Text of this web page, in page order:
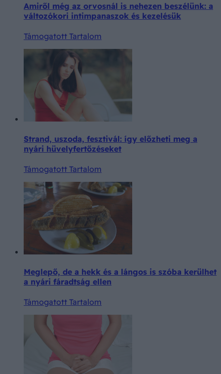
Amiről még az orvosnál is nehezen beszélünk: a
változókori intimpanaszok és kezelésük
Támogatott Tartalom
Strand, uszoda, fesztivál: így előzheti meg a
nyári hüvelyfertőzéseket
Támogatott Tartalom
Meglepő, de a hekk és a lángos is szóba kerülhet
a nyári fáradtság ellen
Támogatott Tartalom